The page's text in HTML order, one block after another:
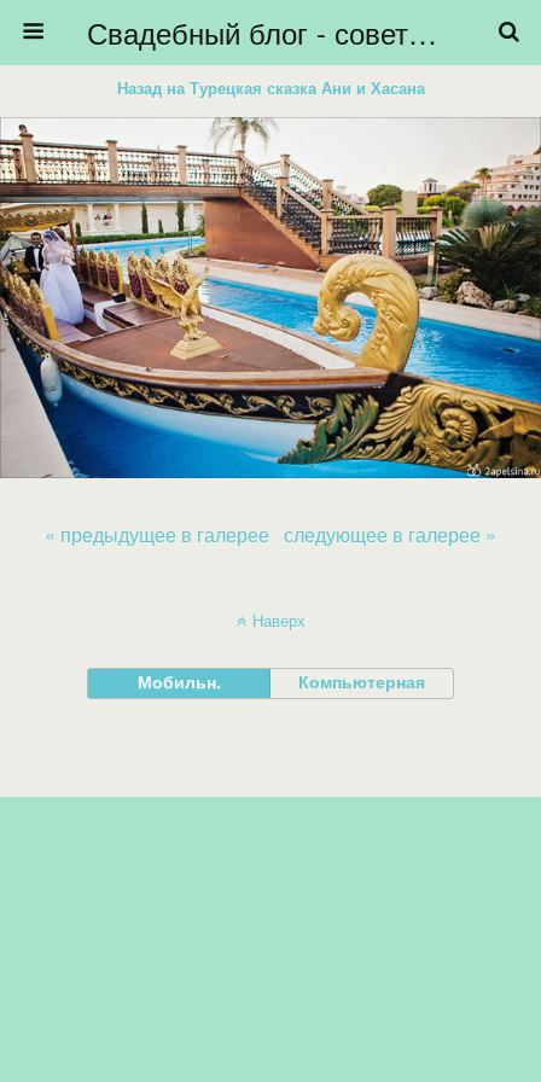
Свадебный блог - советы невестам, подготовка к свадьбе - HiBride
Назад на Турецкая сказка Ани и Хасана
« предыдущее в галерее следующее в галерее »
Наверх
Мобильн. Компьютерная